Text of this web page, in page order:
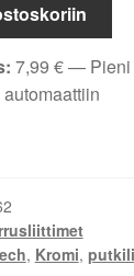
7,99 €— Pieni
, Kromi,